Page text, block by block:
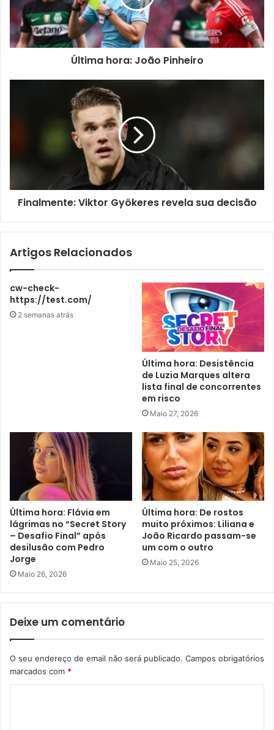
Última hora: João Pinheiro
Finalmente: Viktor Gyökeres revela sua decisão
Artigos Relacionados
cw-check-
https://test.com/
2 semanas atrás
Última hora: Desistência
de Luzia Marques altera
lista final de concorrentes
em risco
Maio 27, 2026
Última hora: Flávia em
lágrimas no “Secret Story
– Desafio Final” após
desilusão com Pedro
Jorge
Maio 26, 2026
Última hora: De rostos
muito próximos: Liliana e
João Ricardo passam-se
um com o outro
Maio 25, 2026
Deixe um comentário
O seu endereço de email não será publicado. Campos obrigatórios
marcados com *